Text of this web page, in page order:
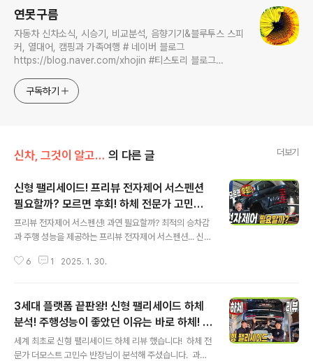
연못구름
자동차 신차소식, 시승기, 비교분석, 음향기기&블루투스 스피
커, 열대어, 캠핑과 가족여행 # 네이버 블로그
https://blog.naver.com/xhojin #티스토리 블로그
https://www.youtube.com/c/연못구름 콜라보 문의는
xhojin@naver.com 으로 주시면 신속하게 답변 드리겠습니
구독하기
신차, 그것이 알고 싶다 의 다른 글 더보기
신형 팰리세이드! 프리뷰 전자제어 서스펜션
필요할까? 모르면 후회! 하체 전문가 고민수
반장 #자세제어 #에어서스펜션 #주파수감응
형
프리뷰 전자제어 서스펜션! 과연 필요할까? 최적의 승차감
과 주행 성능을 제공하는 프리뷰 전자제어 서스펜션... 신형
문의가 많습니다.고급차라면 선택하는 것을 채널에서는 추
bsp;"> 많은 분들이 에어 서스펜션과 비교를 하는데..
차이점도 영상으로 확인해 보세요! 특히 전자제어 서스펜
션은 4개 서스펜션을 독립적으로 제어할 수 있기 때문에..
코너링이나 롤링과 피칭을 줄일 수 있는 기능입니다. 프
6 1 2025. 1. 30.
3세대 플랫폼 끝판왕! 신형 팰리세이드 하체
분석! 주행성능이 좋았던 이유는 바로 하체! #
palisade #대형SUV #더모스트
세계 최초로 신형 팰리세이드 하체 리뷰 했습니다! 하체 전
문가 더모스트 고민수 반장님이 분석해 주셨습니다. 과연